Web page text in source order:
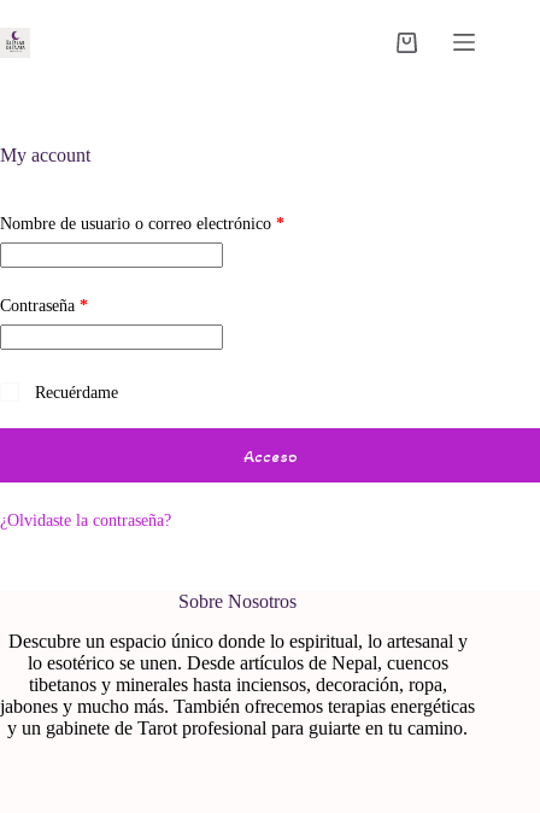
al
contenido
Carro
My account
Nombre de usuario o correo electrónico *Obligatorio
Contraseña *Obligatorio
Recuérdame
Acceso
¿Olvidaste la contraseña?
Sobre Nosotros
Descubre un espacio único donde lo espiritual, lo artesanal y
lo esotérico se unen. Desde artículos de Nepal, cuencos
tibetanos y minerales hasta inciensos, decoración, ropa,
jabones y mucho más. También ofrecemos terapias energéticas
y un gabinete de Tarot profesional para guiarte en tu camino.